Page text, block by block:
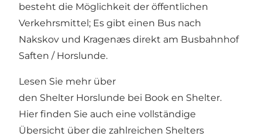
besteht die Möglichkeit der öffentlichen
Verkehrsmittel; Es gibt einen Bus nach
Nakskov und Kragenæs direkt am Busbahnhof
Saften / Horslunde.
Lesen Sie mehr über
den Shelter Horslunde bei Book en Shelter.
Hier finden Sie auch eine vollständige
Übersicht über die zahlreichen Shelters